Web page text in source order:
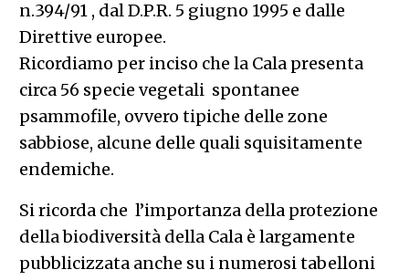
n.394/91 , dal D.P.R. 5 giugno 1995 e dalle
Direttive europee.
Ricordiamo per inciso che la Cala presenta
circa 56 specie vegetali spontanee
psammofile, ovvero tipiche delle zone
sabbiose, alcune delle quali squisitamente
endemiche.
Si ricorda che l’importanza della protezione
della biodiversità della Cala è largamente
pubblicizzata anche su i numerosi tabelloni